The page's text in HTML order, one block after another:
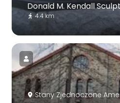
Donald M. Kendall
4.4 km
Stany Zjednoczone